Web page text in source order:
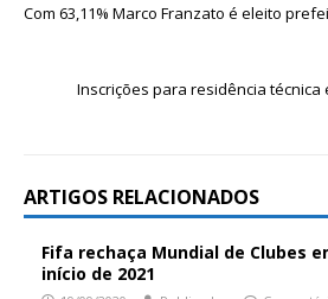
Com 63,11% Marco Franzato é eleito
Inscrições para residência
ARTIGOS RELACIONADOS
Fifa rechaça Mundial de Clubes
início de 2021